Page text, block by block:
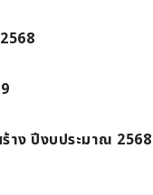
รอบรมเชิงปฏิบัติการในครั้งนี้ จะช่
พให้แก่ผู้เรียนต่อไป
าง ปีงบประมาณ 2568